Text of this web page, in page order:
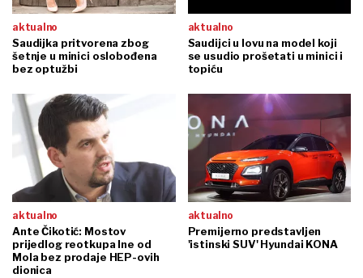
aktualno
Saudijka pritvorena zbog
šetnje u minici oslobođena
bez optužbi
aktualno
Saudijci u lovu na model koji
se usudio prošetati u minici i
topiću
aktualno
Ante Čikotić: Mostov
prijedlog reotkupa Ine od
Mola bez prodaje HEP-ovih
dionica
aktualno
Premijerno predstavljen
'istinski SUV' Hyundai KONA